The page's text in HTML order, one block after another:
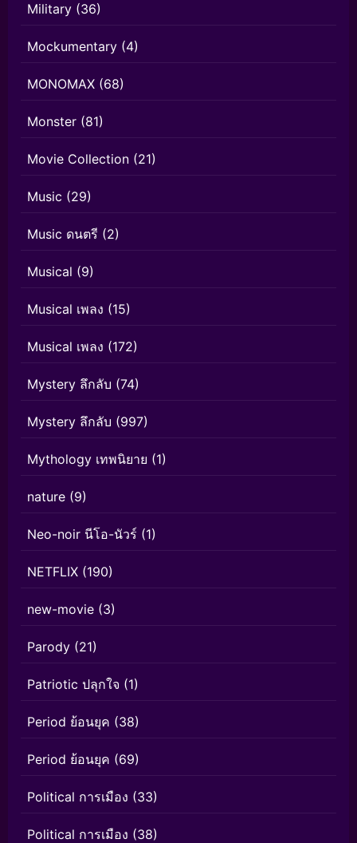
Military (36)
Mockumentary (4)
MONOMAX (68)
Monster (81)
Movie Collection (21)
Music (29)
Music ดนตรี (2)
Musical (9)
Musical เพลง (15)
Musical เพลง (172)
Mystery ลึกลับ (74)
Mystery ลึกลับ (997)
Mythology เทพนิยาย (1)
nature (9)
Neo-noir นีโอ-นัวร์ (1)
NETFLIX (190)
new-movie (3)
Parody (21)
Patriotic ปลุกใจ (1)
Period ย้อนยุค (38)
Period ย้อนยุค (69)
Political การเมือง (33)
Political การเมือง (38)